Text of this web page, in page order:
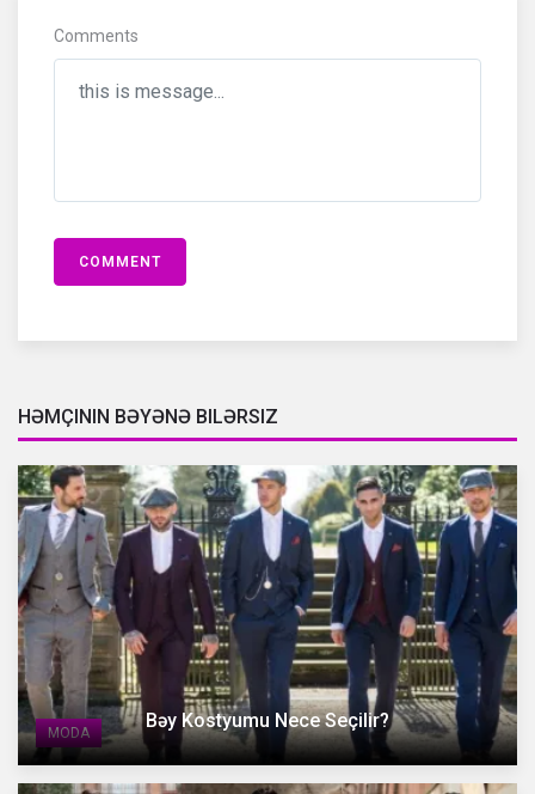
Comments
COMMENT
HƏMÇININ BƏYƏNƏ BILƏRSIZ
MODA
Bəy Kostyumu Nece Seçilir?